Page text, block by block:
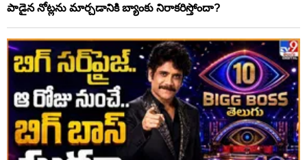
పాడైన నోట్లను మార్చడానికి బ్యాంకు నిరాకరిస్తోందా?